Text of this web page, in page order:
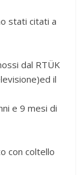
stati citati a
dal RTÜK
il
e 9 mesi di
con coltello